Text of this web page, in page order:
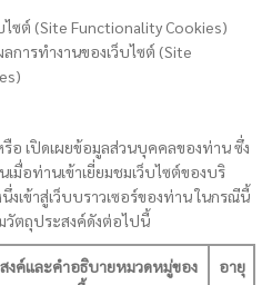
ต์ (Site Functionality Cookies)
ารทำงานของเว็บไซต์ (Site
เปิดเผยข้อมูลส่วนบุคคลของท่าน ซึ่ง
เมื่อท่านเข้าเยี่ยมชมเว็บไซต์ของบริ
เข้าสู่เว็บบราวเซอร์ของท่าน ในกรณีนี้
วัตถุประสงค์ดังต่อไปนี้
งค์และคำอธิบายหมวดหมู่ของ
อายุ